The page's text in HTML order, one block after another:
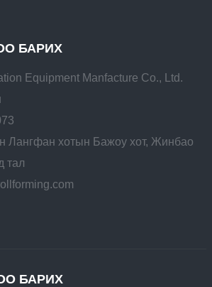
БАРИХ
Equipment Manfacture Co., Ltd.
Лангфан хотын Бажоу хот, Жинбао
тал
БАРИХ